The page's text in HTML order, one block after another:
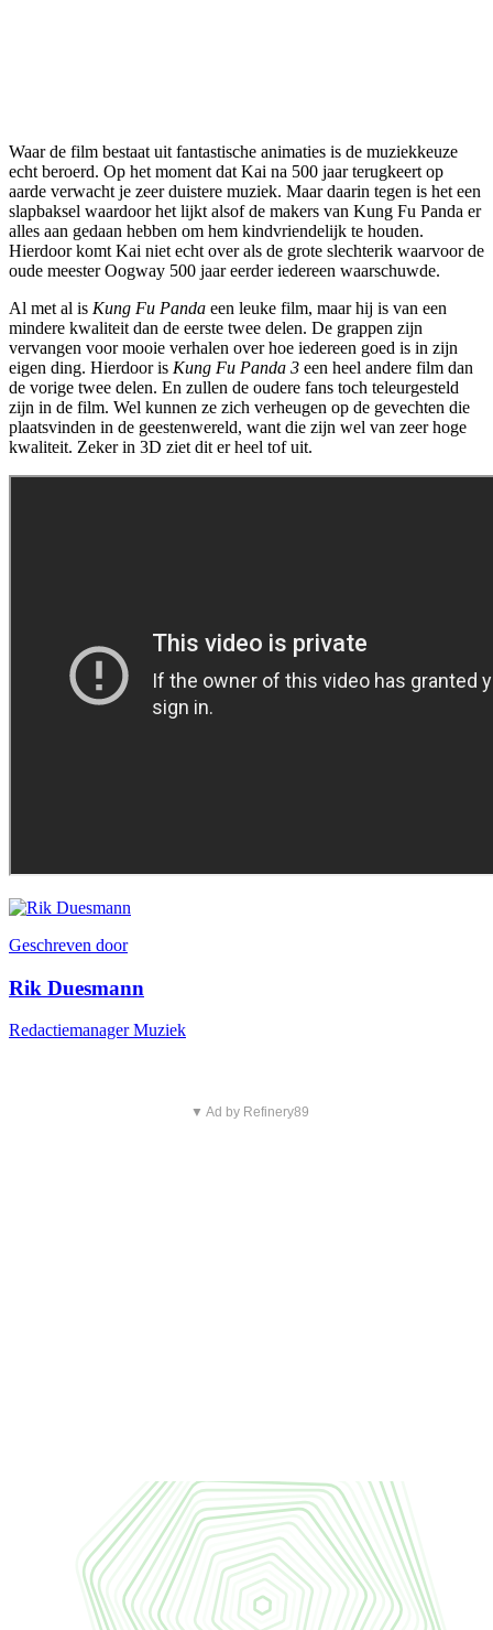
Waar de film bestaat uit fantastische animaties is de muziekkeuze
echt beroerd. Op het moment dat Kai na 500 jaar terugkeert op
aarde verwacht je zeer duistere muziek. Maar daarin tegen is het een
slapbaksel waardoor het lijkt alsof de makers van Kung Fu Panda er
alles aan gedaan hebben om hem kindvriendelijk te houden.
Hierdoor komt Kai niet echt over als de grote slechterik waarvoor de
oude meester Oogway 500 jaar eerder iedereen waarschuwde.
Al met al is Kung Fu Panda een leuke film, maar hij is van een
mindere kwaliteit dan de eerste twee delen. De grappen zijn
vervangen voor mooie verhalen over hoe iedereen goed is in zijn
eigen ding. Hierdoor is Kung Fu Panda 3 een heel andere film dan
de vorige twee delen. En zullen de oudere fans toch teleurgesteld
zijn in de film. Wel kunnen ze zich verheugen op de gevechten die
plaatsvinden in de geestenwereld, want die zijn wel van zeer hoge
kwaliteit. Zeker in 3D ziet dit er heel tof uit.
Geschreven door
Rik Duesmann
Redactiemanager Muziek
▼ Ad by Refinery89